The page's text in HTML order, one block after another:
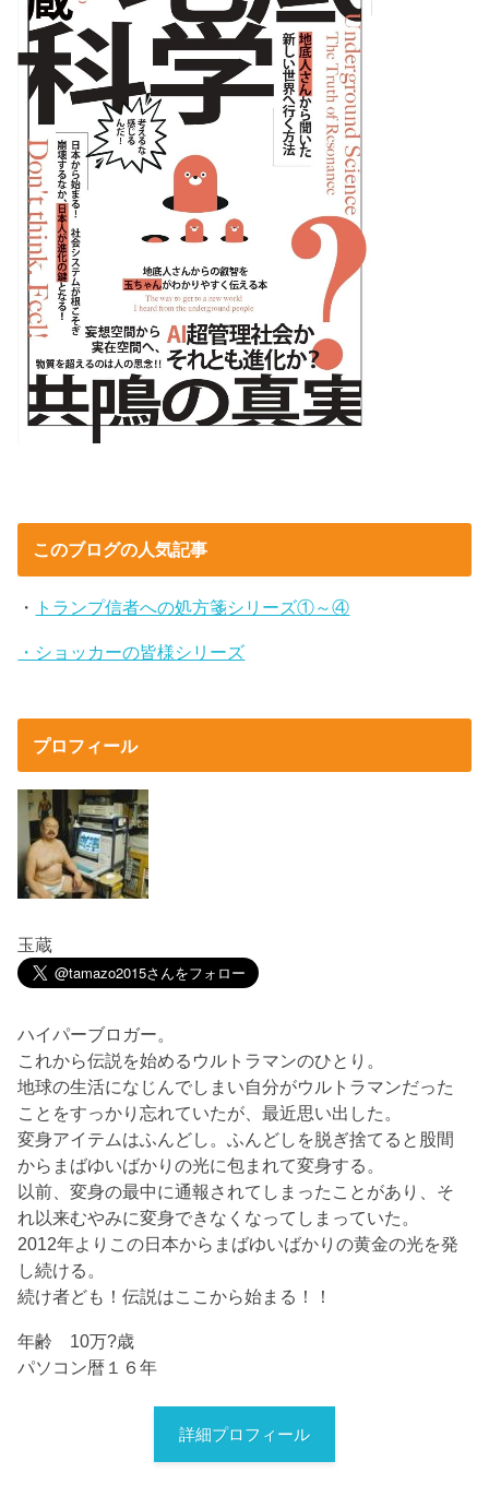
このブログの人気記事
・ トランプ信者への処方箋シリーズ①～④
・ショッカーの皆様シリーズ
プロフィール
玉蔵
ハイパーブロガー。
これから伝説を始めるウルトラマンのひとり。
地球の生活になじんでしまい自分がウルトラマンだった
ことをすっかり忘れていたが、最近思い出した。
変身アイテムはふんどし。ふんどしを脱ぎ捨てると股間
からまばゆいばかりの光に包まれて変身する。
以前、変身の最中に通報されてしまったことがあり、そ
れ以来むやみに変身できなくなってしまっていた。
2012年よりこの日本からまばゆいばかりの黄金の光を発
し続ける。
続け者ども！伝説はここから始まる！！
年齢 10万?歳
パソコン暦１６年
詳細プロフィール